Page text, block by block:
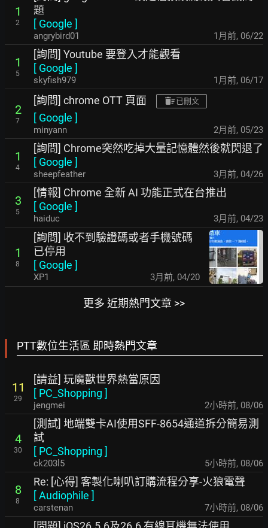
1
2
題
[ Google ]
angrybird01 1月前, 06/22
1
5
[詢問] Youtube 要登入才能觀看
[ Google ]
skyfish979 1月前, 06/17
2
7
[詢問] chrome OTT 頁面 已刪文
[ Google ]
minyann 2月前, 05/23
1
4
[詢問] Chrome突然吃掉大量記憶體然後就閃退了
[ Google ]
sheepfeather 3月前, 04/26
3
5
[情報] Chrome 全新 AI 功能正式在台推出
[ Google ]
haiduc 3月前, 04/23
1
8
[詢問] 收不到驗證碼或者手機號碼
已停用
[ Google ]
XP1 3月前, 04/20
更多 近期熱門文章 >>
PTT數位生活區 即時熱門文章
11
29
[請益] 玩魔獸世界熱當原因
[ PC_Shopping ]
jengmei 2小時前, 08/06
4
30
[測試] 地端雙卡AI使用SFF-8654通道拆分簡易測
試
[ PC_Shopping ]
ck203l5 5小時前, 08/06
8
8
Re: [心得] 客製化喇叭訂購流程分享-火狼電聲
[Audiophile ]
carstenan 7小時前, 08/06